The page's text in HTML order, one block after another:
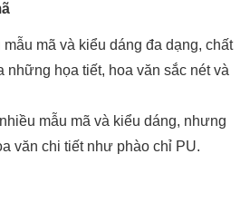
mã và kiểu dáng đa dạng, chất
những họa tiết, hoa văn sắc nét và
mẫu mã và kiểu dáng, nhưng
văn chi tiết như phào chỉ PU.